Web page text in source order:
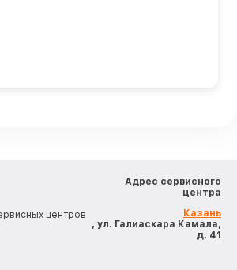
центров
Адрес сервисного
центра
Казань
, ул. Галиаскара Камала,
д. 41